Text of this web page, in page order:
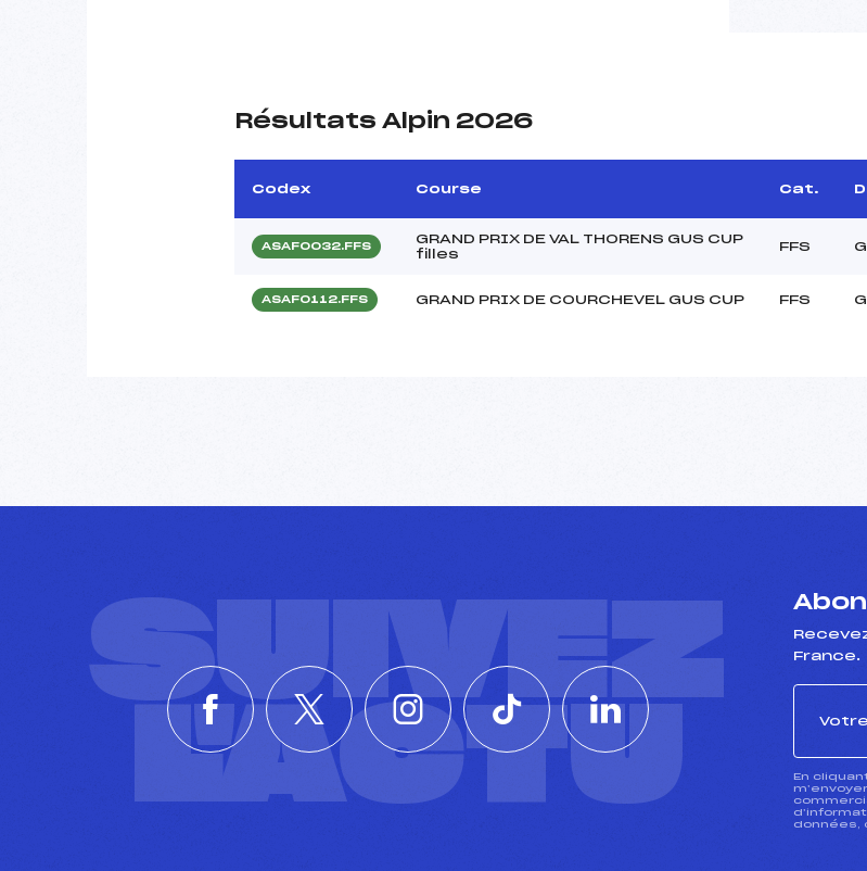
Résultats Alpin 2026
Codex Course Cat.
ASAF0032.FFS
GRAND PRIX DE VAL THORENS GUS CUP
filles
FFS
ASAF0112.FFS GRAND PRIX DE COURCHEVEL GUS CUP FFS
SUIVEZ
L'ACTU
France.
En
données,